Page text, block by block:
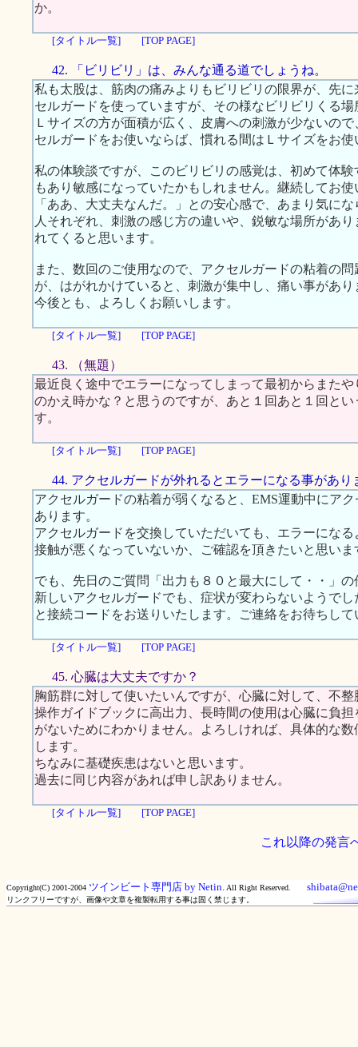
か。
[タイトル一覧] [TOP PAGE]
42. 「ビリビリ」は、みんな通る道でしょうね。
私も太股は、筋肉の痛みよりもビリビリの限界が、先
セルガードを使っていますが、その様なビリビリくる
Ｌサイズの方が面積が広く、皮膚への刺激が少ないの
セルガードをお使いならば、慣れる間はＬサイズをお
私の体験談ですが、このビリビリの感覚は、初めて体
もあり敏感になっていたかもしれません。継続してお
「ああ、大丈夫なんだ。」との安心感で、あまり気に
人それぞれ、刺激の感じ方の違いや、鋭敏な場所があ
れてくると思います。
また、数回のご使用なので、アクセルガードの粘着の
が、はがれかけていると、刺激が集中し、痛い事があり
今後とも、よろしくお願いします。
[タイトル一覧] [TOP PAGE]
43. （無題）
最近良く途中でエラーになってしまって最初からまた
のかえ時かな？と思うのですが、あと１回あと１回と
す。
[タイトル一覧] [TOP PAGE]
44. アクセルガードが外れるとエラーになる事があり
アクセルガードの粘着が弱くなると、EMS運動中にア
あります。
アクセルガードを交換していただいても、エラーにな
接触が悪くなっていないか、ご確認を頂きたいと思いま
でも、先日のご質問「出力も８０と最大にして・・」
新しいアクセルガードでも、症状が変わらないようで
と接続コードをお送りいたします。ご連絡をお待ちして
[タイトル一覧] [TOP PAGE]
45. 心臓は大丈夫ですか？
胸筋群に対して使いたいんですが、心臓に対して、不
操作ガイドブックに高出力、長時間の使用は心臓に負
がないためにわかりません。よろしければ、具体的な
します。
ちなみに基礎疾患はないと思います。
過去に同じ内容があれば申し訳ありません。
[タイトル一覧] [TOP PAGE]
これ以降の発言
Copyright(C) 2001-2004 ツインビート専門店 by Netin. All Right Reserved.
リンクフリーですが、画像や文章を複製転用する事は固く禁じます。